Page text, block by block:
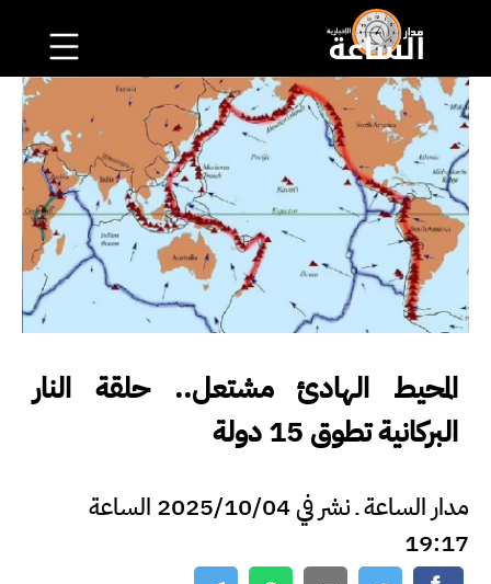
المحيط الهادئ مشتعل.. حلقة النار
البركانية تطوق 15 دولة
مدار الساعة ـ نشر في 2025/10/04 الساعة
19:17